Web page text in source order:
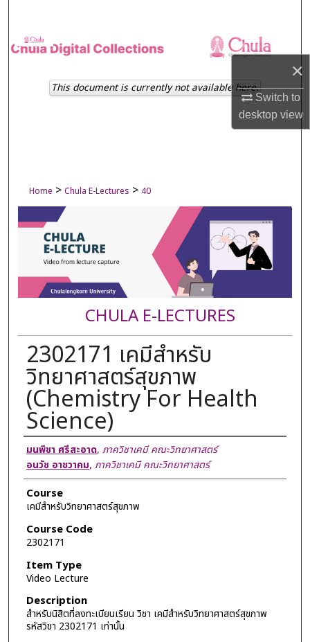
×
Switch to
desktopview
Browse Collections
My Account
Home > Chula E-Lectures > 40
CHULA E-LECTURES
2302171 เคมีสำหรับ
วิทยาศาสตร์สุขภาพ
(Chemistry For Health
Science)
Lecturer
มนพิชา ศรีสะอาด, ภาควิชาเคมี คณะวิทยาศาสตร์
อนวัช อาชวาคม, ภาควิชาเคมี คณะวิทยาศาสตร์
Course
เคมีสำหรับวิทยาศาสตร์สุขภาพ
Course Code
2302171
Item Type
Video Lecture
Description
สำหรับนิสิตที่ลงทะเบียนเรียน วิชา เคมีสำหรับวิทยาศาสตร์สุขภาพ
รหัสวิชา 2302171 เท่านั้น
This document is currently not available here.